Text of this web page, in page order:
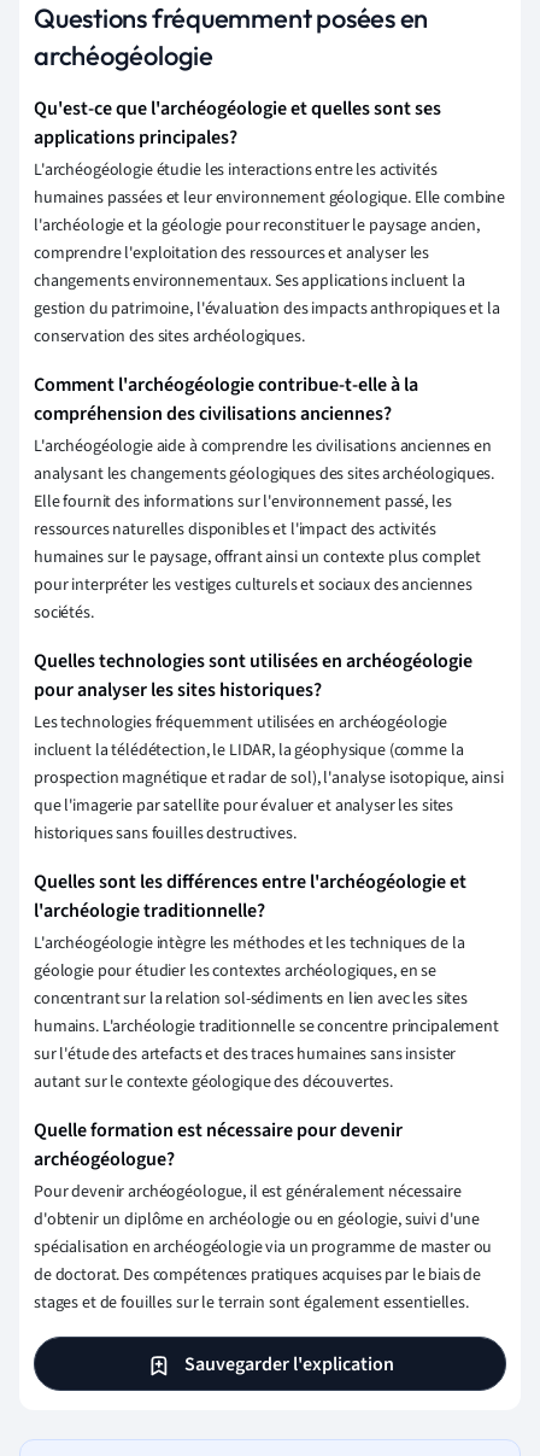
Questions fréquemment posées en
archéogéologie
Qu'est-ce que l'archéogéologie et quelles sont ses
applications principales?
L'archéogéologie étudie les interactions entre les activités
humaines passées et leur environnement géologique. Elle combine
l'archéologie et la géologie pour reconstituer le paysage ancien,
comprendre l'exploitation des ressources et analyser les
changements environnementaux. Ses applications incluent la
gestion du patrimoine, l'évaluation des impacts anthropiques et la
conservation des sites archéologiques.
Comment l'archéogéologie contribue-t-elle à la
compréhension des civilisations anciennes?
L'archéogéologie aide à comprendre les civilisations anciennes en
analysant les changements géologiques des sites archéologiques.
Elle fournit des informations sur l'environnement passé, les
ressources naturelles disponibles et l'impact des activités
humaines sur le paysage, offrant ainsi un contexte plus complet
pour interpréter les vestiges culturels et sociaux des anciennes
sociétés.
Quelles technologies sont utilisées en archéogéologie
pour analyser les sites historiques?
Les technologies fréquemment utilisées en archéogéologie
incluent la télédétection, le LIDAR, la géophysique (comme la
prospection magnétique et radar de sol), l'analyse isotopique, ainsi
que l'imagerie par satellite pour évaluer et analyser les sites
historiques sans fouilles destructives.
Quelles sont les différences entre l'archéogéologie et
l'archéologie traditionnelle?
L'archéogéologie intègre les méthodes et les techniques de la
géologie pour étudier les contextes archéologiques, en se
concentrant sur la relation sol-sédiments en lien avec les sites
humains. L'archéologie traditionnelle se concentre principalement
sur l'étude des artefacts et des traces humaines sans insister
autant sur le contexte géologique des découvertes.
Quelle formation est nécessaire pour devenir
archéogéologue?
Pour devenir archéogéologue, il est généralement nécessaire
d'obtenir un diplôme en archéologie ou en géologie, suivi d'une
spécialisation en archéogéologie via un programme de master ou
de doctorat. Des compétences pratiques acquises par le biais de
stages et de fouilles sur le terrain sont également essentielles.
Sauvegarder l'explication